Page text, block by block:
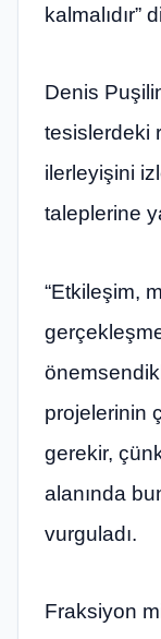
kalmalıdır”
Denis
tesislerdeki
ilerleyişini
taleplerine
“Etkileşim,
projelerinin
gerekir,
alanında
vurguladı.
Fraksiyon